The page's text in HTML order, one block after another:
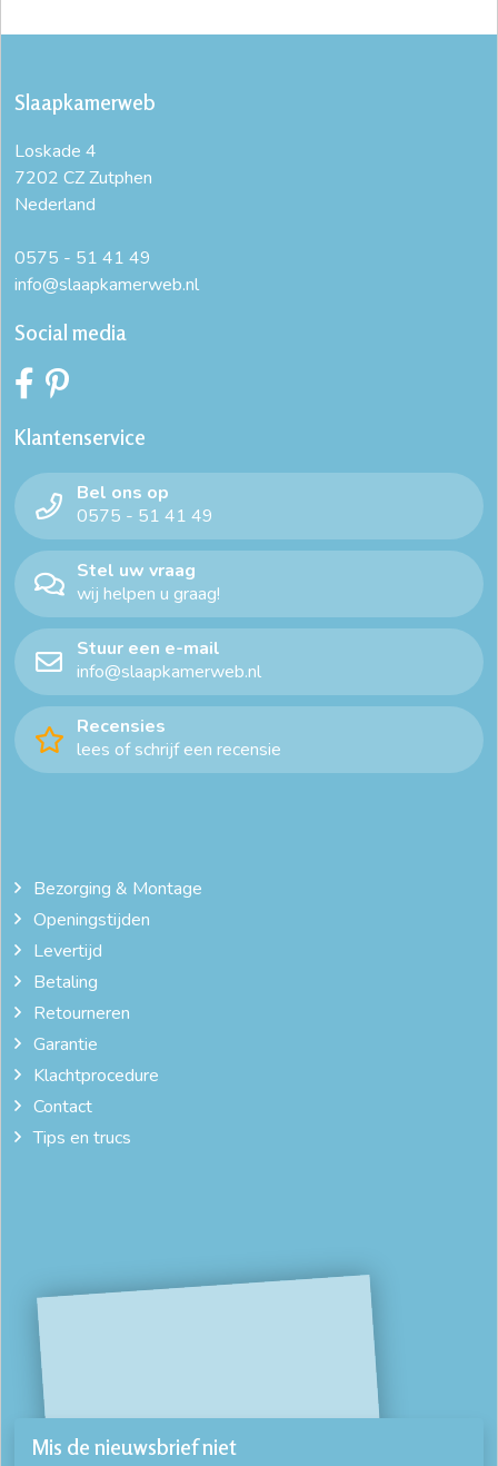
Slaapkamerweb
Loskade 4
7202 CZ Zutphen
Nederland
0575 - 51 41 49
info@slaapkamerweb.nl
Social media
Klantenservice
Bel ons op
0575 - 51 41 49
Stel uw vraag
wij helpen u graag!
Stuur een e-mail
info@slaapkamerweb.nl
Recensies
lees of schrijf een recensie
Bezorging & Montage
Openingstijden
Levertijd
Betaling
Retourneren
Garantie
Klachtprocedure
Contact
Tips en trucs
Mis de nieuwsbrief niet